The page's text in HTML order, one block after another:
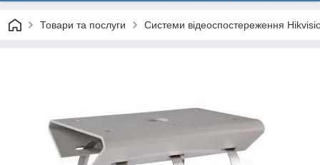
Товари та послуги Системи відеоспостереження